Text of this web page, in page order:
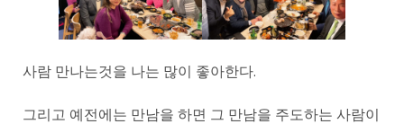
사람 만나는것을 나는 많이 좋아한다.
그리고 예전에는 만남을 하면 그 만남을 주도하는 사람이